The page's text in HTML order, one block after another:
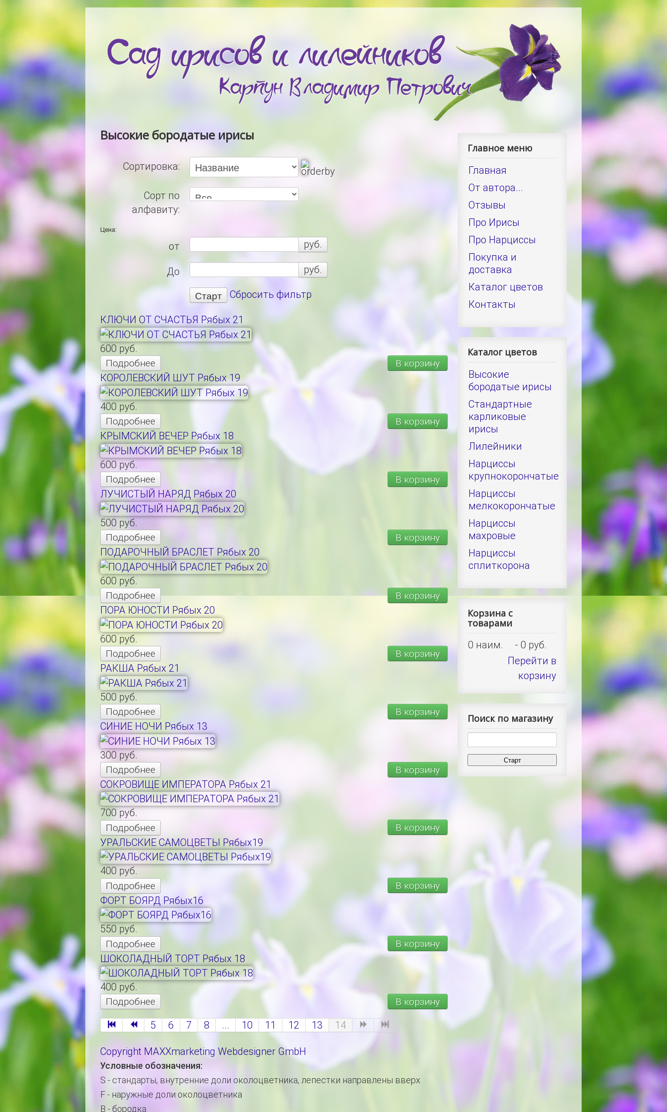
Высокие бородатые ирисы
Сортировка:
Сорт по
алфавиту:
Цена:
от руб.
До руб.
Сбросить фильтр
КЛЮЧИ ОТ СЧАСТЬЯ Рябых 21
600 руб.
В корзину
Подробнее
КОРОЛЕВСКИЙ ШУТ Рябых 19
400 руб.
В корзину
Подробнее
КРЫМСКИЙ ВЕЧЕР Рябых 18
600 руб.
В корзину
Подробнее
ЛУЧИСТЫЙ НАРЯД Рябых 20
500 руб.
В корзину
Подробнее
ПОДАРОЧНЫЙ БРАСЛЕТ Рябых 20
600 руб.
В корзину
Подробнее
ПОРА ЮНОСТИ Рябых 20
600 руб.
В корзину
Подробнее
РАКША Рябых 21
500 руб.
В корзину
Подробнее
СИНИЕ НОЧИ Рябых 13
300 руб.
В корзину
Подробнее
СОКРОВИЩЕ ИМПЕРАТОРА Рябых 21
700 руб.
В корзину
Подробнее
УРАЛЬСКИЕ САМОЦВЕТЫ Рябых19
400 руб.
В корзину
Подробнее
ФОРТ БОЯРД Рябых16
550 руб.
В корзину
Подробнее
ШОКОЛАДНЫЙ ТОРТ Рябых 18
400 руб.
В корзину
Подробнее
5 6 7 8 ... 10 11 12 13 14
Copyright MAXXmarketing Webdesigner GmbH
Условные обозначения:
S - стандарты, внутренние доли околоцветника, лепестки направлены вверх
F - наружные доли околоцветника
B - бородка
Главное меню
Главная
От автора...
Отзывы
Про Ирисы
Про Нарциссы
Покупка и
доставка
Каталог цветов
Контакты
Каталог цветов
Высокие
бородатые ирисы
Стандартные
карликовые
ирисы
Лилейники
Нарциссы
крупнокорончатые
Нарциссы
мелкокорончатые
Нарциссы
махровые
Нарциссы
сплиткорона
Корзина с
товарами
0 наим. - 0 руб.
Перейти в
корзину
Поиск по магазину